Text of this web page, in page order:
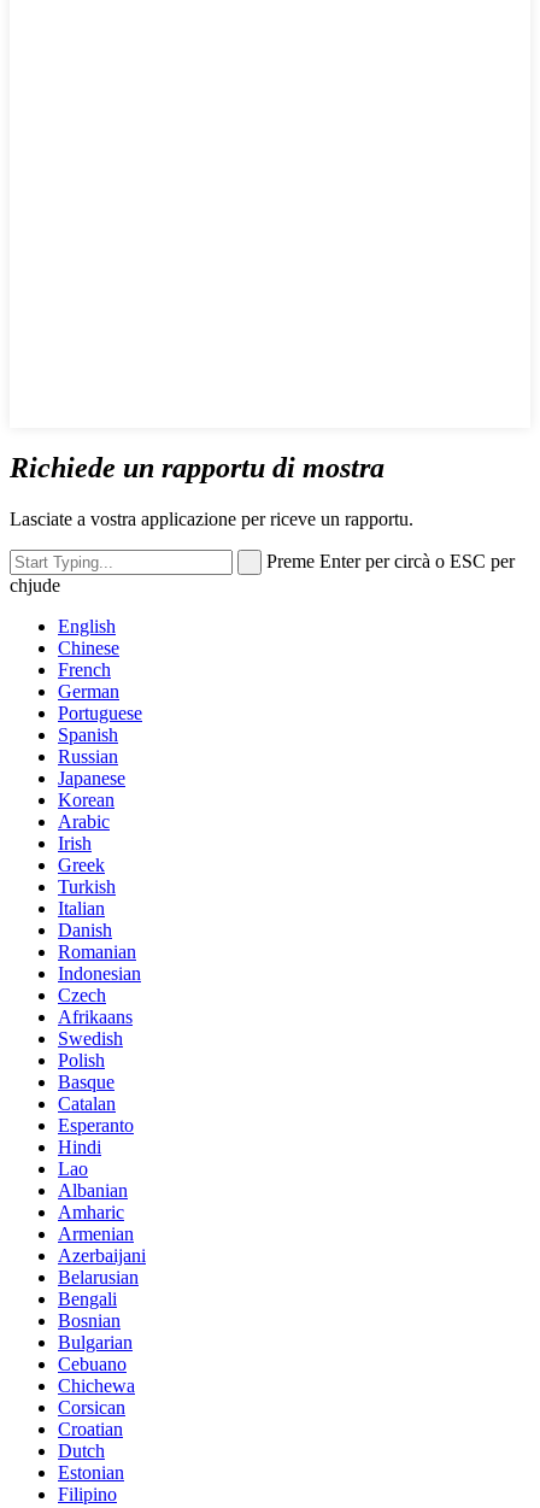
Richiede un rapportu di mostra
Lasciate a vostra applicazione per riceve un rapportu.
Preme Enter per circà o ESC per
chjude
English
Chinese
French
German
Portuguese
Spanish
Russian
Japanese
Korean
Arabic
Irish
Greek
Turkish
Italian
Danish
Romanian
Indonesian
Czech
Afrikaans
Swedish
Polish
Basque
Catalan
Esperanto
Hindi
Lao
Albanian
Amharic
Armenian
Azerbaijani
Belarusian
Bengali
Bosnian
Bulgarian
Cebuano
Chichewa
Corsican
Croatian
Dutch
Estonian
Filipino